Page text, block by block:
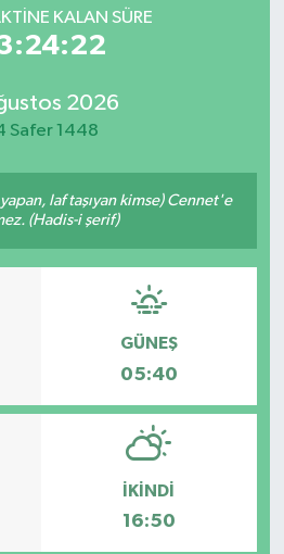
KALAN SÜRE
2026
Safer 1448
laf taşıyan kimse) Cennet'e
(Hadis-i şerif)
GÜNEŞ
05:40
İKINDI
16:50